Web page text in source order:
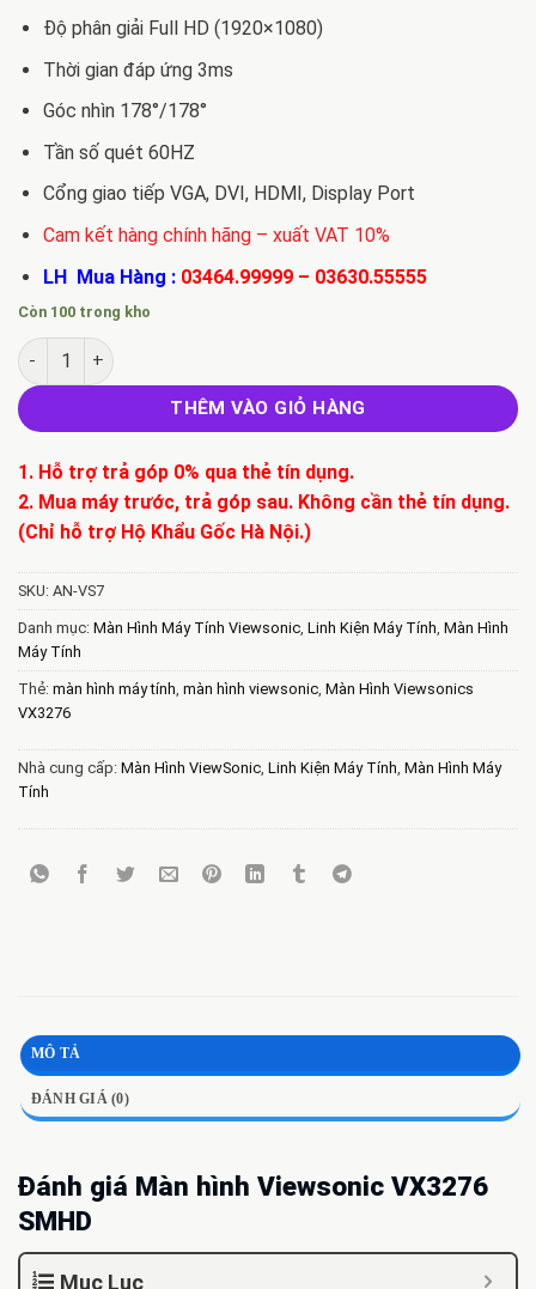
Độ phân giải Full HD (1920×1080)
Thời gian đáp ứng 3ms
Góc nhìn 178°/178°
Tần số quét 60HZ
Cổng giao tiếp VGA, DVI, HDMI, Display Port
Cam kết hàng chính hãng – xuất VAT 10%
LH Mua Hàng : 03464.99999– 03630.55555
Còn 100 trong kho
Bán Màn Hình Viewsonics VX3276-2K-MHD 31.5' số lượng
THÊM VÀO GIỎ HÀNG
1. Hỗ trợ trả góp 0% qua thẻ tín dụng.
2. Mua máy trước, trả góp sau. Không cần thẻ tín dụng.
(Chỉ hỗ trợ Hộ Khẩu Gốc Hà Nội.)
SKU: AN-VS7
Danh mục: Màn Hình Máy Tính Viewsonic Linh Kiện Máy Tính Màn Hình
Máy Tính
Thẻ: màn hình máy tính màn hình viewsonic Màn Hình Viewsonics
VX3276
Nhà cung cấp: Màn Hình ViewSonic Linh Kiện Máy Tính Màn Hình Máy
Tính
MÔ TẢ
ĐÁNH GIÁ (0)
Đánh giá Màn hình Viewsonic VX3276
SMHD
Mục Lục